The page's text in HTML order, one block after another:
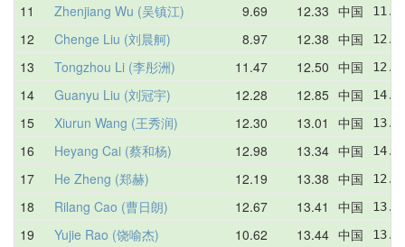
11 Zhenjiang Wu (吴镇江) 9.69 12.33 中国
12 Chenge Liu (刘晨舸) 8.97 12.38 中国
13 Tongzhou Li (李彤洲) 11.47 12.50 中国
14 Guanyu Liu (刘冠宇) 12.28 12.85 中国
15 Xiurun Wang (王秀润) 12.30 13.01 中国
16 Heyang Cai (蔡和杨) 12.98 13.34 中国
17 He Zheng (郑赫) 12.19 13.38 中国
18 Rilang Cao (曹日朗) 12.67 13.41 中国
19 Yujie Rao (饶喻杰) 10.62 13.44 中国